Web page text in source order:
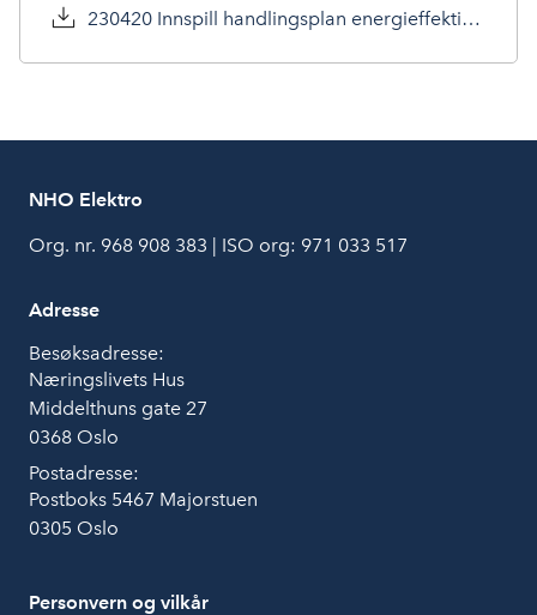
o
k
d
n
t230420 Innspill handlingsplan energieffektivisering.pdf
NHO Elektro
Org. nr. 968 908 383 | ISO org: 971 033 517
Adresse
Besøksadresse:
Næringslivets Hus
Middelthuns gate 27
0368 Oslo
Postadresse:
Postboks 5467 Majorstuen
0305 Oslo
Personvern og vilkår